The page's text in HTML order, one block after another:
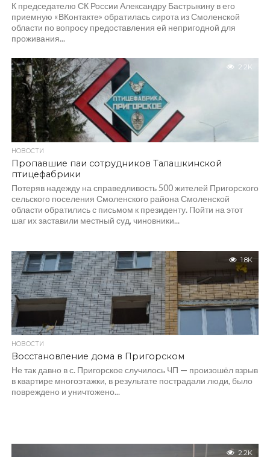
К председателю СК России Александру Бастрыкину в его
приемную «ВКонтакте» обратилась сирота из Смоленской
области по вопросу предоставления ей непригодной для
проживания...
2.2K
НОВОСТИ
Пропавшие паи сотрудников Талашкинской
птицефабрики
Потеряв надежду на справедливость 500 жителей Пригорского
сельского поселения Смоленского района Смоленской
области обратились с письмом к президенту. Пойти на этот
шаг их заставили местный суд, чиновники...
1.8K
НОВОСТИ
Восстановление дома в Пригорском
Не так давно в с. Пригорское случилось ЧП — произошёл взрыв
в квартире многоэтажки, в результате пострадали люди, было
повреждено и уничтожено...
2.2K